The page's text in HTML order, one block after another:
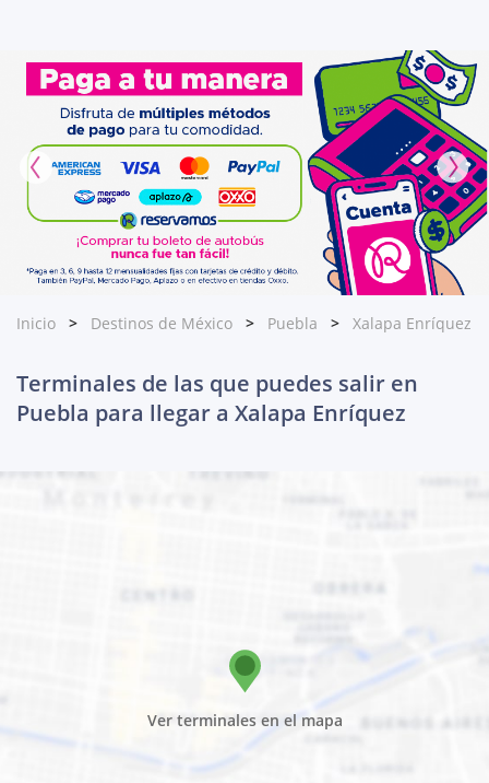
Inicio Destinos de México Puebla Xalapa Enríquez
Terminales de las que puedes salir en
Puebla para llegar a Xalapa Enríquez
Ver terminales en el mapa